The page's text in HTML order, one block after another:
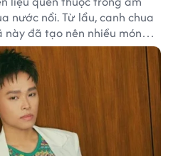
nước nổi. Từ lẩu, canh chua
đã tạo nên nhiều món
quên.